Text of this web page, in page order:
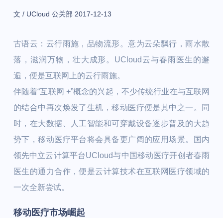
文 / UCloud 公关部 2017-12-13
古语云：云行雨施，品物流形。意为云朵飘行，雨水散
落，滋润万物，壮大成形。UCloud云与春雨医生的邂
逅，便是互联网上的云行雨施。
伴随着“互联网 +”概念的兴起，不少传统行业在与互联网
的结合中再次焕发了生机，移动医疗便是其中之一。同
时，在大数据、人工智能和可穿戴设备逐步普及的大趋
势下，移动医疗平台将会具备更广阔的应用场景。国内
领先中立云计算平台UCloud与中国移动医疗开创者春雨
医生的通力合作，便是云计算技术在互联网医疗领域的
一次全新尝试。
移动医疗市场崛起